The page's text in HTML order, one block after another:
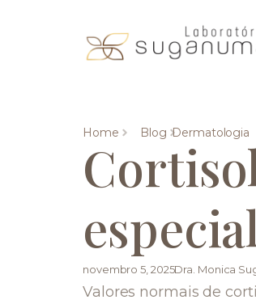
Home Blog Dermatologia
novembro 5, 2025Dra. Monica
Valores normais de